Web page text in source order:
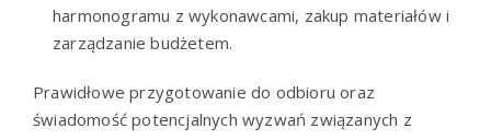
harmonogramu z wykonawcami, zakup materiałów i
zarządzanie budżetem.
Prawidłowe przygotowanie do odbioru oraz
świadomość potencjalnych wyzwań związanych z